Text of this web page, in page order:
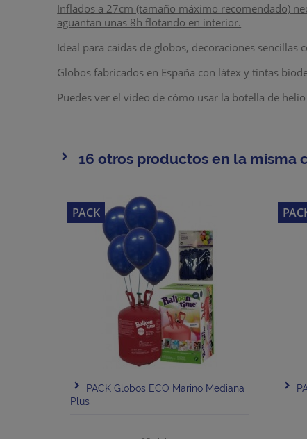
Inflados a 27cm (tamaño máximo recomendado)
aguantan unas 8h flotando en interior.
Ideal para caídas de globos, decoraciones
Globos fabricados en España con látex y tintas
Puedes ver el vídeo de cómo usar la botella de
16 otros productos en la misma
PACK Globos ECO Marino Mediana
Plus
PACK